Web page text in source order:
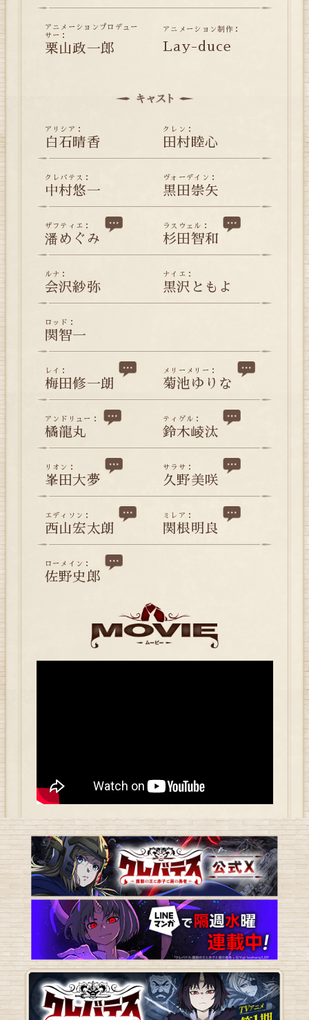
アニメーションプロデュー
サー：
栗山政一郎
アニメーション制作：
Lay-duce
アリシア：
白石晴香
クレン：
田村睦心
クレバテス：
中村悠一
ヴォーデイン：
黒田崇矢
ザフティエ：
潘めぐみ
ラスウェル：
杉田智和
ルナ：
会沢紗弥
ナイエ：
黒沢ともよ
ロッド：
関智一
レイ：
梅田修一朗
メリーメリー：
菊池ゆりな
アンドリュー：
橘龍丸
ティゲル：
鈴木崚汰
リオン：
峯田大夢
サラサ：
久野美咲
エディソン：
西山宏太朗
ミレア：
関根明良
ローメイン：
佐野史郎